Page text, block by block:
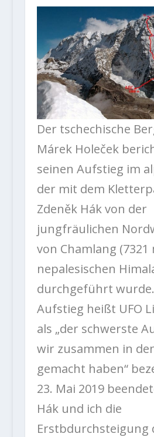
Der tschechische
Márek Holeček
seinen Aufstieg im
der mit dem
Zdeněk Hák von der
jungfräulichen
von Chamlang (7321
nepalesischen
durchgeführt
Aufstieg heißt UFO
als „der schwerste
wir zusammen in
gemacht haben“
23. Mai 2019
Hák und ich die
Erstbdurchsteigung